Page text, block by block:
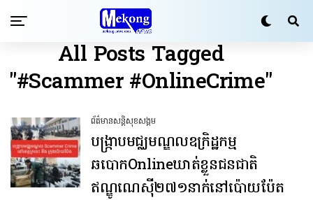
All Posts Tagged
"#Scammer #OnlineCrime"
ព័ត៌មានសន្តិសុខ​សង្គម
បង្រ្កាបមជ្ឈមណ្ឌលឧក្រិដ្ឋកម្ម
ឆបោកOnlineឃាត់ខ្លួនជនជាតិ
ឥណ្ឌូណេស៊ី២៧១នាក់នៅប៉ោយប៉ែត